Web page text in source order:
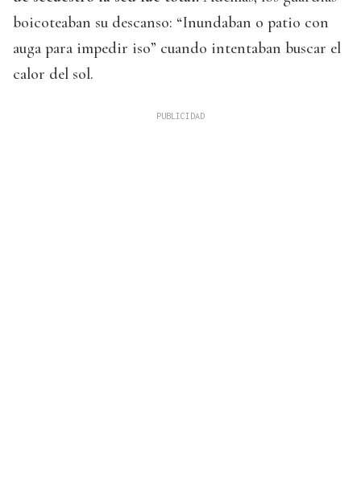
boicoteaban su descanso: “Inundaban o patio con
auga para impedir iso” cuando intentaban buscar el
calor del sol.